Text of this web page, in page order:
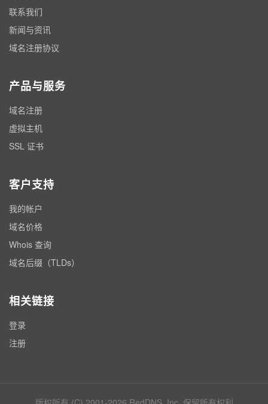
联系我们
新闻与资讯
域名注册协议
产品与服务
域名注册
虚拟主机
SSL 证书
客户支持
我的帐户
域名价格
Whois 查询
域名后缀（TLDs）
相关链接
登录
注册